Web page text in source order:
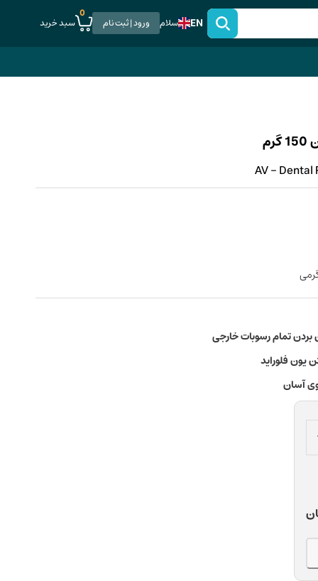
EN سلام ورود | ثبت نام
0
سبد خرید
AV - Dental
تمام رسوبات خارجی
فلوراید
آسان